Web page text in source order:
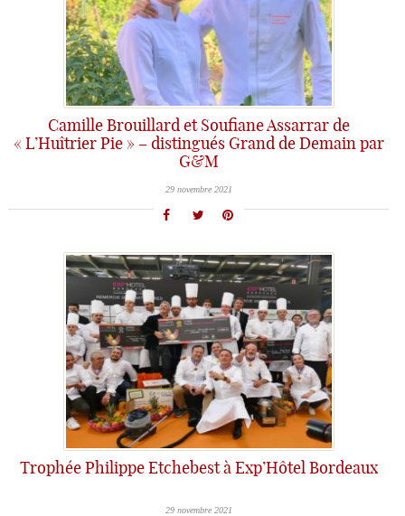
Camille Brouillard et Soufiane Assarrar de
« L’Huîtrier Pie » – distingués Grand de Demain par
G&M
29 novembre 2021
Trophée Philippe Etchebest à Exp’Hôtel Bordeaux
29 novembre 2021